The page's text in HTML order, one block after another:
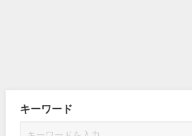
キーワード